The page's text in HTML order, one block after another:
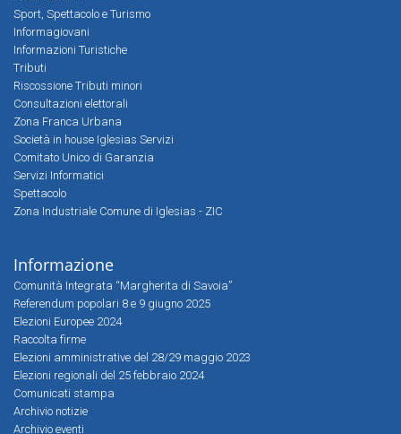
Sport, Spettacolo e Turismo
Informagiovani
Informazioni Turistiche
Tributi
Riscossione Tributi minori
Consultazioni elettorali
Zona Franca Urbana
Società in house Iglesias Servizi
Comitato Unico di Garanzia
Servizi Informatici
Spettacolo
Zona Industriale Comune di Iglesias - ZIC
Informazione
Comunità Integrata “Margherita di Savoia”
Referendum popolari 8 e 9 giugno 2025
Elezioni Europee 2024
Raccolta firme
Elezioni amministrative del 28/29 maggio 2023
Elezioni regionali del 25 febbraio 2024
Comunicati stampa
Archivio notizie
Archivio eventi